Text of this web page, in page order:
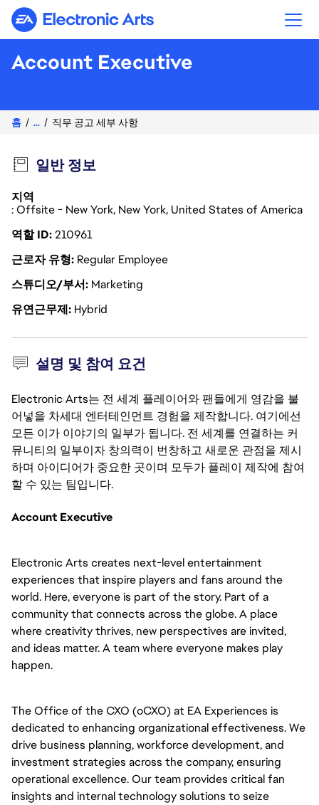
Electronic Arts
Account Executive
홈 ... 직무 공고 세부 사항
일반 정보
지역
: Offsite - New York, New York, United States of America
역할 ID210961
근로자 유형 Regular Employee
스튜디오/부서 Marketing
유연근무제 Hybrid
설명 및 참여 요건
Electronic Arts는 전 세계 플레이어와 팬들에게 영감을 불
어넣을 차세대 엔터테인먼트 경험을 제작합니다. 여기에선
모든 이가 이야기의 일부가 됩니다. 전 세계를 연결하는 커
뮤니티의 일부이자 창의력이 번창하고 새로운 관점을 제시
하며 아이디어가 중요한 곳이며 모두가 플레이 제작에 참여
할 수 있는 팀입니다.
Account Executive
Electronic Arts creates next-level entertainment
experiences that inspire players and fans around the
world. Here, everyone is part of the story. Part of a
community that connects across the globe. A place
where creativity thrives, new perspectives are invited,
and ideas matter. A team where everyone makes play
happen.
The Office of the CXO (oCXO) at EA Experiences is
dedicated to enhancing organizational effectiveness. We
drive business planning, workforce development, and
investment strategies across the company, ensuring
operational excellence. Our team provides critical fan
insights and internal technology solutions to seize